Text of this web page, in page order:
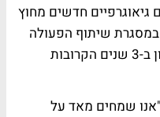
גיאוגרפיים חדשים מחוץ
במסגרת שיתוף הפעולה
עם גולדן טוליפ עוד כ-25 בתי מלון ב-3 שנים הקרובות
"אנו שמחים מאד על